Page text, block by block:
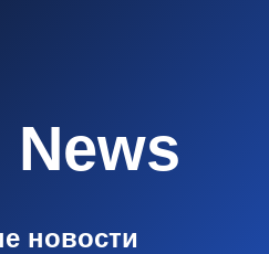
News
новости